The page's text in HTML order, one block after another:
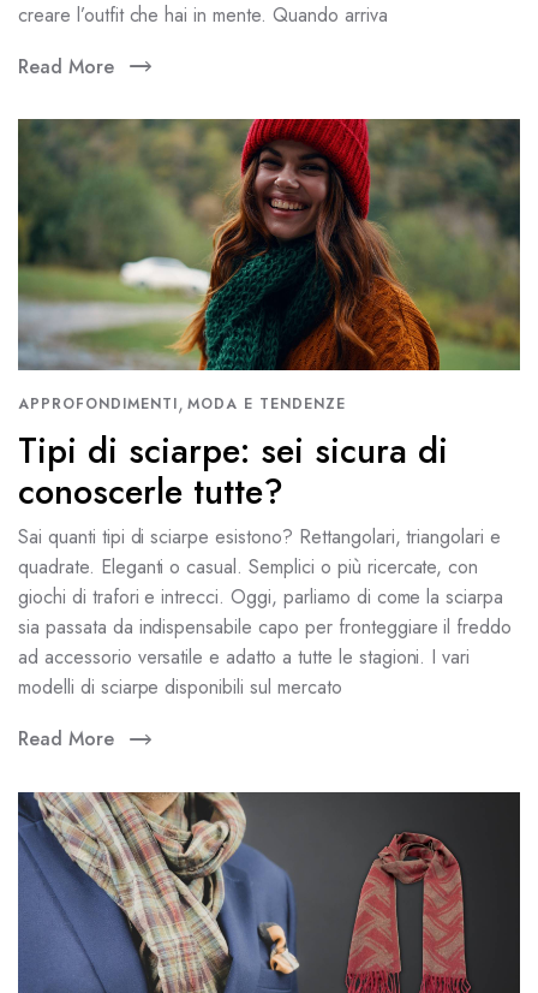
creare l’outfit che hai in mente. Quando arriva
Read More
APPROFONDIMENTI, MODA E TENDENZE
Tipi di sciarpe: sei sicura di
conoscerle tutte?
Sai quanti tipi di sciarpe esistono? Rettangolari, triangolari e
quadrate. Eleganti o casual. Semplici o più ricercate, con
giochi di trafori e intrecci. Oggi, parliamo di come la sciarpa
sia passata da indispensabile capo per fronteggiare il freddo
ad accessorio versatile e adatto a tutte le stagioni. I vari
modelli di sciarpe disponibili sul mercato
Read More